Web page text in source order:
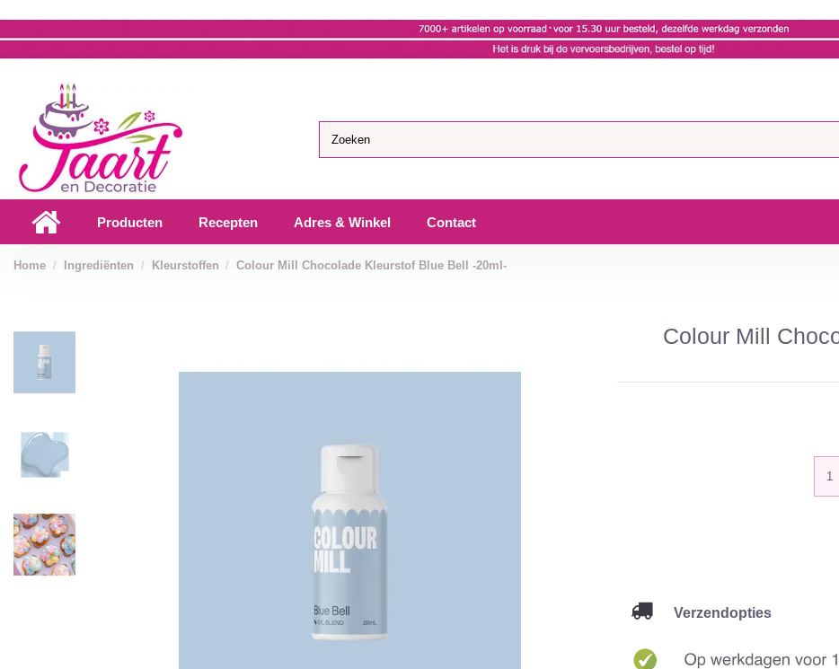
Producten Recepten Adres & Winkel Contact
Home Ingrediënten Kleurstoffen Colour Mill Chocolade Kleurstof Blue Bell -20ml-
Colour Mill
Verzendopties